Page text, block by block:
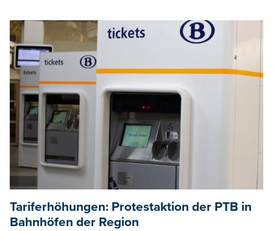
Tariferhöhungen: Protestaktion der PTB in
Bahnhöfen der Region